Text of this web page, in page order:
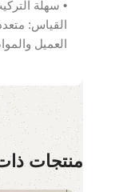
القياس:
العميل
منتجات